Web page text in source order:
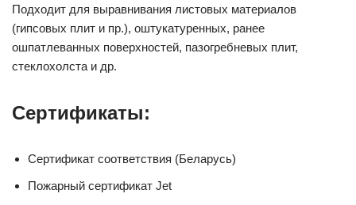
Подходит для выравнивания листовых материалов
(гипсовых плит и пр.), оштукатуренных, ранее
ошпатлеванных поверхностей, пазогребневых плит,
стеклохолста и др.
Сертификаты:
Сертификат соответствия (Беларусь)
Пожарный сертификат Jet